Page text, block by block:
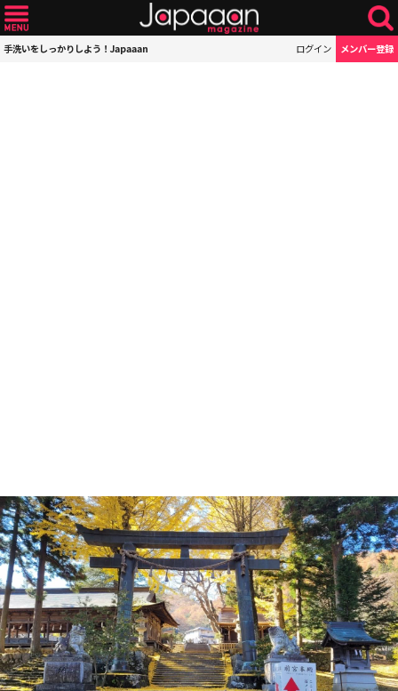
手洗いをしっかりしよう！Japaaan ログイン メンバー登録